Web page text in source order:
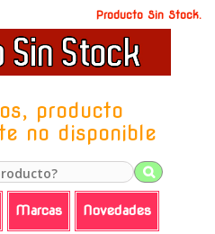
Producto Sin Stock.
producto
no disponible
Marcas Novedades